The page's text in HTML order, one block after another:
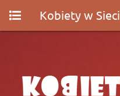
Kobiety w Sieci